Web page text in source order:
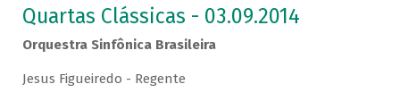
Quartas Clássicas - 03.09.2014
Orquestra Sinfônica Brasileira
Jesus Figueiredo - Regente